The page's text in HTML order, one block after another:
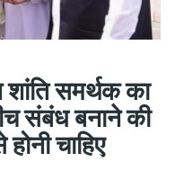
शांति समर्थक का
संबंध बनाने की
चाहिए